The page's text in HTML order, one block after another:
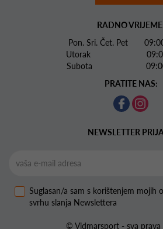
RADNO
Pon. Sri. Čet. Pet
Utorak 09:00 -
Subota 09:00 -
PRATITE NAS:
NEWSLETTER
Suglasan/a sam s korištenjem mojih
svrhu slanja Newslettera
© Vidmarsport - sva prava